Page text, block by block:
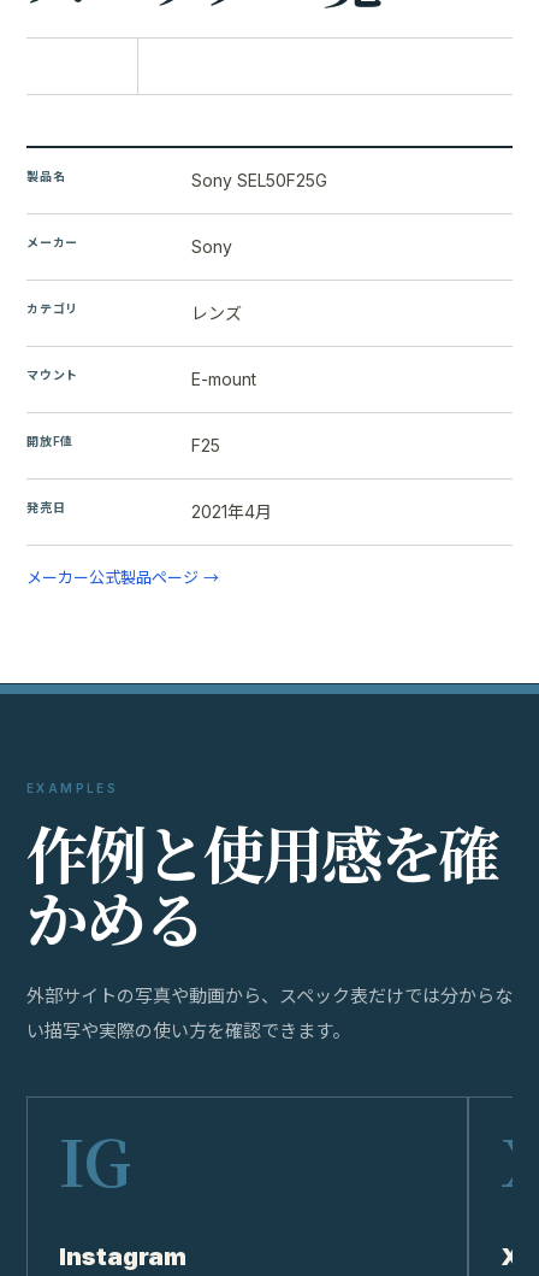
製品名 Sony SEL50F25G
メーカー Sony
カテゴリ レンズ
マウント E-mount
開放F値 F25
発売日 2021年4月
メーカー公式製品ページ →
EXAMPLES
作例と使用感を確
かめる
外部サイトの写真や動画から、スペック表だけでは分からな
い描写や実際の使い方を確認できます。
Instagram X